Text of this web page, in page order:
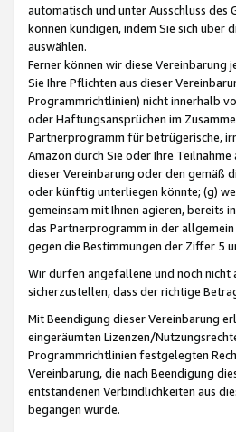
automatisch und unter Ausschluss des
können kündigen, indem Sie sich
auswählen.
Ferner können wir diese
Sie Ihre Pflichten aus dieser
Programmrichtlinien) nicht innerhalb
oder Haftungsansprüchen im
Partnerprogramm für betrügerische,
Amazon durch Sie oder Ihre
dieser Vereinbarung oder den gemäß
oder künftig unterliegen könnte; (g)
gemeinsam mit Ihnen agieren, bereits
das Partnerprogramm in der
gegen die Bestimmungen der Ziffer 5
Wir dürfen angefallene und noch nicht
sicherzustellen, dass der richtige
Mit Beendigung dieser Vereinbarung
eingeräumten Lizenzen/
Programmrichtlinien festgelegten
Vereinbarung, die nach Beendigung
entstandenen Verbindlichkeiten aus
begangen wurde.